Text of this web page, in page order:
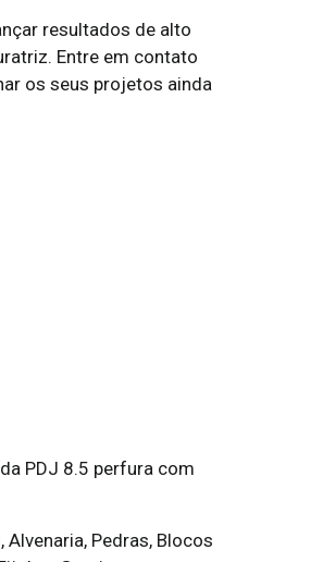
resultados de alto
Entre em contato
os seus projetos ainda
PDJ 8.5 perfura com
Pedras, Blocos